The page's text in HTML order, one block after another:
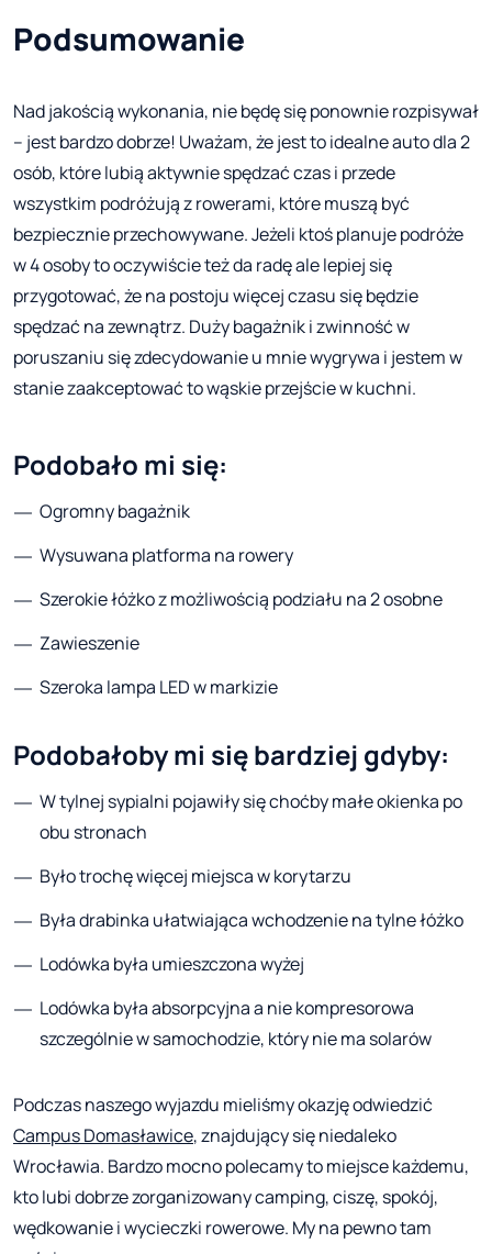
Podsumowanie
Nad jakością wykonania, nie będę się ponownie rozpisywał
– jest bardzo dobrze! Uważam, że jest to idealne auto dla 2
osób, które lubią aktywnie spędzać czas i przede
wszystkim podróżują z rowerami, które muszą być
bezpiecznie przechowywane. Jeżeli ktoś planuje podróże
w 4 osoby to oczywiście też da radę ale lepiej się
przygotować, że na postoju więcej czasu się będzie
spędzać na zewnątrz. Duży bagażnik i zwinność w
poruszaniu się zdecydowanie u mnie wygrywa i jestem w
stanie zaakceptować to wąskie przejście w kuchni.
Podobało mi się:
Ogromny bagażnik
Wysuwana platforma na rowery
Szerokie łóżko z możliwością podziału na 2 osobne
Zawieszenie
Szeroka lampa LED w markizie
Podobałoby mi się bardziej gdyby:
W tylnej sypialni pojawiły się choćby małe okienka po
obu stronach
Było trochę więcej miejsca w korytarzu
Była drabinka ułatwiająca wchodzenie na tylne łóżko
Lodówka była umieszczona wyżej
Lodówka była absorpcyjna a nie kompresorowa
szczególnie w samochodzie, który nie ma solarów
Podczas naszego wyjazdu mieliśmy okazję odwiedzić
Campus Domasławice, znajdujący się niedaleko
Wrocławia. Bardzo mocno polecamy to miejsce każdemu,
kto lubi dobrze zorganizowany camping, ciszę, spokój,
wędkowanie i wycieczki rowerowe. My na pewno tam